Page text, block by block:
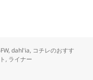
,dahl'ia, コチレのおすす
, ライナー